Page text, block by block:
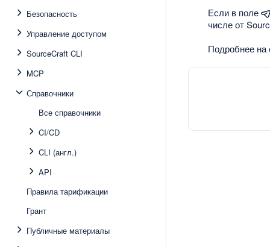
Безопасность
Управление доступом
SourceCraft CLI
MCP
Справочники
Все справочники
CI/CD
CLI (англ.)
API
Правила тарификации
Грант
Публичные материалы
Если в поле
числе от
Подробнее на